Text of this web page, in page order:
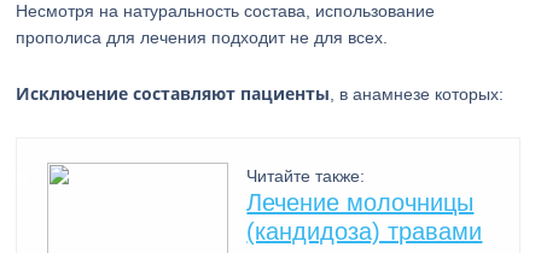
Несмотря на натуральность состава, использование
прополиса для лечения подходит не для всех.
Исключение составляют пациенты , в анамнезе которых:
Читайте также:
Лечение молочницы
(кандидоза) травами